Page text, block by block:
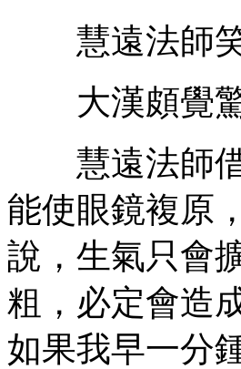
慧遠法師笑
大漢頗覺驚
慧遠法師借
能使眼鏡複原
說，生氣只會
粗，必定會造
如果我早一分